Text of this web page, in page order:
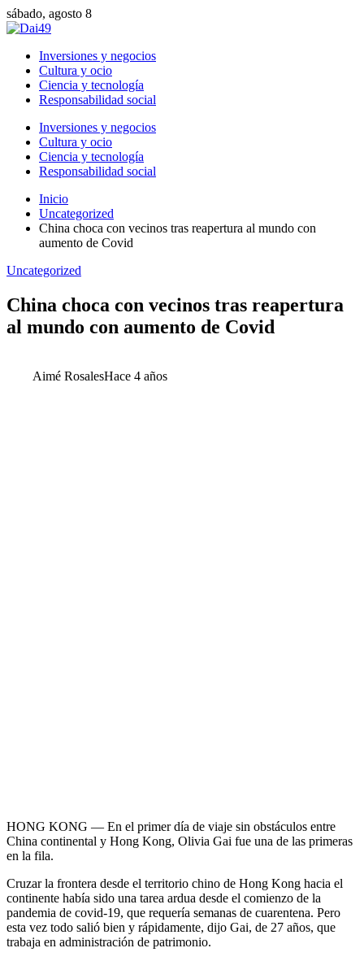
sábado, agosto 8
Inversiones y negocios
Cultura y ocio
Ciencia y tecnología
Responsabilidad social
Inversiones y negocios
Cultura y ocio
Ciencia y tecnología
Responsabilidad social
Inicio
Uncategorized
China choca con vecinos tras reapertura al mundo con
aumento de Covid
Uncategorized
China choca con vecinos tras reapertura
al mundo con aumento de Covid
Aimé RosalesHace 4 años
HONG KONG — En el primer día de viaje sin obstáculos entre
China continental y Hong Kong, Olivia Gai fue una de las primeras
en la fila.
Cruzar la frontera desde el territorio chino de Hong Kong hacia el
continente había sido una tarea ardua desde el comienzo de la
pandemia de covid-19, que requería semanas de cuarentena. Pero
esta vez todo salió bien y rápidamente, dijo Gai, de 27 años, que
trabaja en administración de patrimonio.